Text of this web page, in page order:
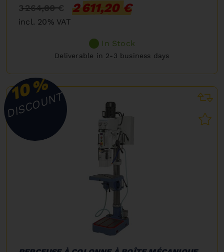
3 264,00 € 2 611,20 €
incl. 20% VAT
In Stock
Deliverable in 2-3 business days
10%
DISCOUNT